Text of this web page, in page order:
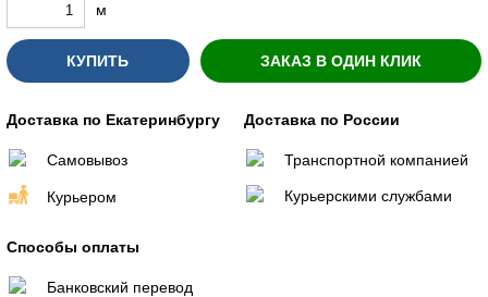
м
КУПИТЬ ЗАКАЗ В ОДИН КЛИК
Доставка по Екатеринбургу
Самовывоз
Курьером
Доставка по России
Транспортной компанией
Курьерскими службами
Способы оплаты
Банковский перевод